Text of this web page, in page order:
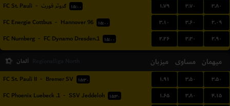
FC St. Pauli - گروتر فورث ۱۵:۰۰ ۱.۷۹ ۳.۷۰ ۳.۸۰
FC Energie Cottbus - Hannover 96 ۱۵:۰۰ ۳.۱۰ ۳.۶۰ ۲.۰۹
FC Nurnberg - 1.FC Dynamo Dresden ۱۵:۰۰ ۲.۲۶ ۳.۳۰ ۲.۹۰
آلمان میزبان مساوی میهمان
FC St. Pauli II - Bremer SV ۱۵:۳۰ ۱.۹۱ ۳.۵۰ ۳.۵۰
1. FC Phoenix Luebeck - SSV Jeddeloh ۱۵:۳۰ ۱.۶۵ ۳.۸۰ ۴.۱۵